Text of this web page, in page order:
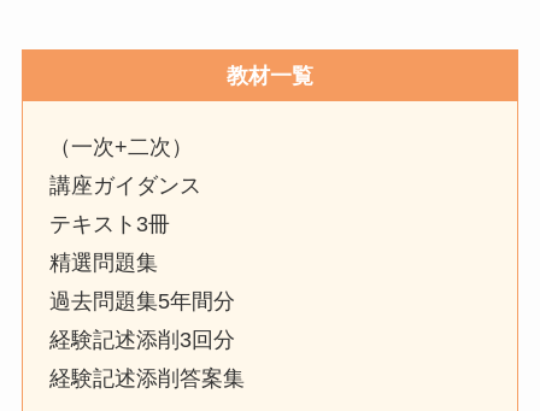
教材一覧
（一次+二次）
講座ガイダンス
テキスト3冊
精選問題集
過去問題集5年間分
経験記述添削3回分
経験記述添削答案集